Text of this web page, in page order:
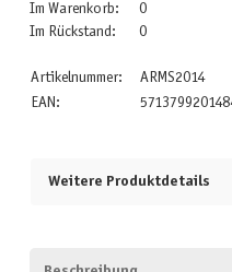
Im Warenkorb:
0
Im Rückstand:
0
Artikelnummer:
ARMS2014
EAN:
Weitere Produktdetails